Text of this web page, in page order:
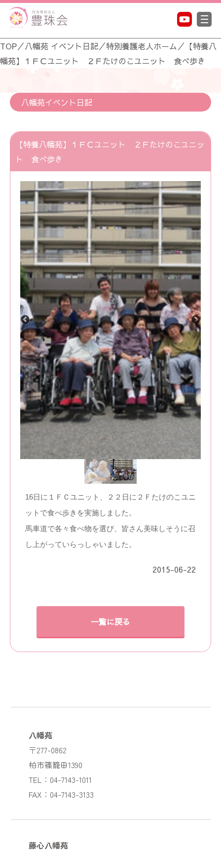
TOP／八幡苑 イベント日記／特別養護老人ホーム ／ 【特養八
幡苑】１ＦＣユニット ２Ｆたけのこユニット 食べ歩き
八幡苑イベント日記
【特養八幡苑】１ＦＣユニット ２Ｆたけのこユニッ
ト 食べ歩き
16日に１ＦＣユニット、２２日に２Ｆたけのこユニ
ットで食べ歩きを実施しました。
馬車道で各々食べ物を選び、皆さん美味しそうに召
し上がっていらっしゃいました。
2015-06-22
一覧に戻る
八幡苑
〒277-0862
柏市篠籠田1390
TEL：04-7143-1011
FAX：04-7143-3133
藤心八幡苑